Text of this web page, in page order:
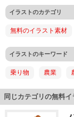
イラストのカテゴリ
無料のイラスト素材
イラストのキーワード
乗り物 農業
同じカテゴリの無料イ